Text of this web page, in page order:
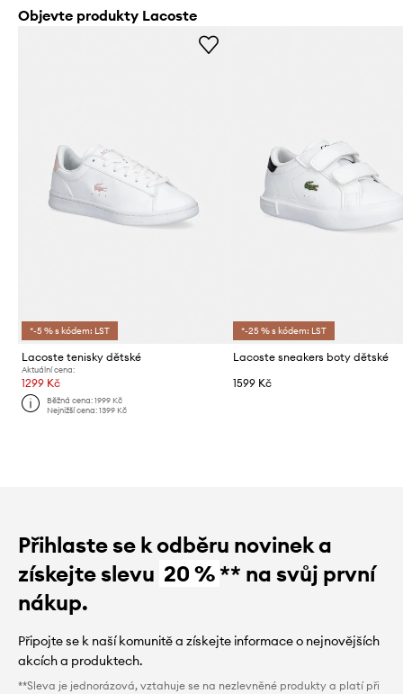
Objevte produkty Lacoste
*-5 % s kódem: LST
Lacoste tenisky dětské
Aktuální cena:
1299 Kč
Běžná cena:1999 Kč
Nejnižší cena:1399 Kč
*-25 % s kódem: LST
Lacoste sneakers boty dětské
1599 Kč
Přihlaste se k odběru novinek a
získejte slevu 20 %** na svůj první
nákup.
Připojte se k naší komunitě a získejte informace o nejnovějších
akcích a produktech.
**Sleva je jednorázová, vztahuje se na nezlevněné produkty a platí při